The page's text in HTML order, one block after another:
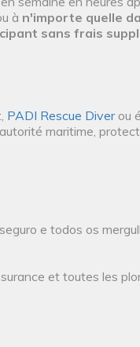
à n'importe quelle
sans frais
PADI Rescue Diverou
maritime,
e todos os
et toutes les